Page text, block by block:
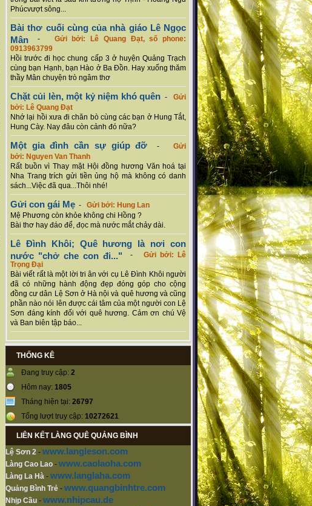
Phúcvượt sông...
Bài thơ cuối cùng của nhà giáo Lê Ngọc
Mân - Gửi bởi: Lê Quang Đạt, số phone:
0913963799
Hồi trước đi học chung cấp 3 ở huyện Quảng Trạch
cùng bạn Hạnh, bạn Hào ở Ba Đồn. Hay xuống thăm
thầy Mân chuyện trò ngâm thơ
Chặt củi lèn, một kỷ niệm khó quên-Gửi
bởi: Lê Quang Đạt
Nhớ lại hồi xưa đi chăn bò cùng các bạn ở Hung Tắt,
Hung Cày. Nay đâu còn cảnh đó nữa?
Một gia đình cần sự giúp đỡ -Gửi
bởi: Nguyen Van Thanh
Rất buồn vì Thay mặt Hội đồng hương Văn hoá tại
Nha Trang trích gửi tiền ủng hộ mà không có danh
sách...Việc đã qua...Thôi nhé!
Gửi con gái Mẹ - Gửi bởi: Hung Lan
Mệ Phương còn khỏe không chi Hồng ?
Bài thơ hay đáo để, đọc mà nước mắt chảy dài.
Lê Đình Khôi; Quê hương là nơi con
nước "chở che con đi..." - Gửi bởi: Lê
Trọng Đại
Bài viết rất là một lời tri ân với cụ Lê Đình Khôi người
đã có những hành động đẹp đóng góp cho cộng
đồng cư dân Lệ Sơn ở Hà nội và quê hương và cũng
phần nào nói lên được cái tâm của một người con Lệ
Sơn đáng kính đối với quê hương. Cảm ơn chú Vệ
và Ban biên tập báo...
THỐNG KÊ
Đang truy cập: 2
Hôm nay: 1805
Tháng hiện tại: 26797
Tổng lượt truy cập: 10272621
LIÊN KẾT LÀNG QUÊ QUẢNG BÌNH
Lệ Sơn 2 - www.langleson.com
Làng Cao Lao - www.caolaoha.com
Làng La Hà - www.langlaha.com
Quảng Bình Trẻ - www.quangbinhtre.com
Nhịp Cầu - www.nhipcau.de